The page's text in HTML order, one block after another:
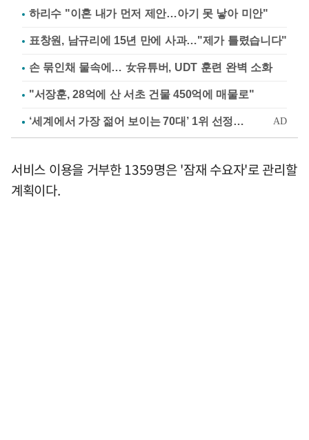
하리수 "이혼 내가 먼저 제안…아기 못 낳아 미안"
표창원, 남규리에 15년 만에 사과…"제가 틀렸습니다"
손 묶인채 물속에… 女유튜버, UDT 훈련 완벽 소화
"서장훈, 28억에 산 서초 건물 450억에 매물로"
서비스 이용을 거부한 1359명은 '잠재 수요자'로 관리할
계획이다.